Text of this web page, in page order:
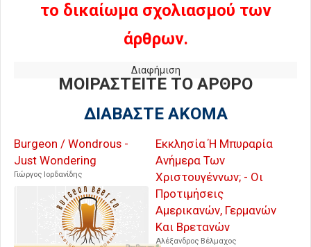
το δικαίωμα σχολιασμού των
άρθρων.
Διαφήμιση
ΜΟΙΡΑΣΤΕΙΤΕ ΤΟ ΑΡΘΡΟ
ΔΙΑΒΑΣΤΕ ΑΚΟΜΑ
Burgeon / Wondrous -
Just Wondering
Γιώργος Ιορδανίδης
Εκκλησία Ή Μπυραρία
Ανήμερα Των
Χριστουγέννων; - Οι
Προτιμήσεις
Αμερικανών, Γερμανών
Και Βρετανών
Αλέξανδρος Βέλμαχος